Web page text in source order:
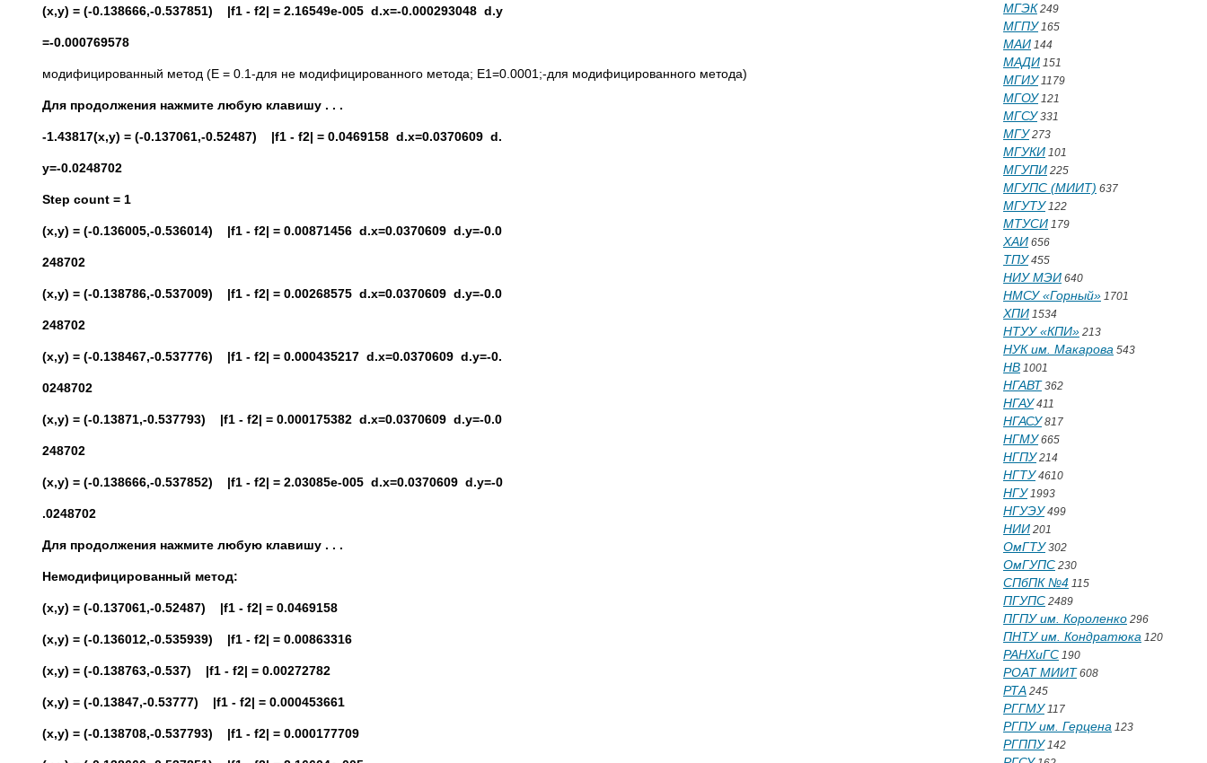
(x,y) = (-0.138666,-0.537851) |f1 - f2| = 2.16549e-005 d.x=-0.000293048 d.y
=-0.000769578
модифицированный метод (E = 0.1-для не модифицированного метода; E1=0.0001;-для модифицированного метода)
Для продолжения нажмите любую клавишу . . .
-1.43817(x,y) = (-0.137061,-0.52487) |f1 - f2| = 0.0469158 d.x=0.0370609 d.
y=-0.0248702
Step count = 1
(x,y) = (-0.136005,-0.536014) |f1 - f2| = 0.00871456 d.x=0.0370609 d.y=-0.0
248702
(x,y) = (-0.138786,-0.537009) |f1 - f2| = 0.00268575 d.x=0.0370609 d.y=-0.0
248702
(x,y) = (-0.138467,-0.537776) |f1 - f2| = 0.000435217 d.x=0.0370609 d.y=-0.
0248702
(x,y) = (-0.13871,-0.537793) |f1 - f2| = 0.000175382 d.x=0.0370609 d.y=-0.0
248702
(x,y) = (-0.138666,-0.537852) |f1 - f2| = 2.03085e-005 d.x=0.0370609 d.y=-0
.0248702
Для продолжения нажмите любую клавишу . . .
Немодифицированный метод:
(x,y) = (-0.137061,-0.52487) |f1 - f2| = 0.0469158
(x,y) = (-0.136012,-0.535939) |f1 - f2| = 0.00863316
(x,y) = (-0.138763,-0.537) |f1 - f2| = 0.00272782
(x,y) = (-0.13847,-0.53777) |f1 - f2| = 0.000453661
(x,y) = (-0.138708,-0.537793) |f1 - f2| = 0.000177709
МГЭК 249
МГПУ165
МАИ 144
МАДИ 151
МГИУ1179
МГОУ121
МГСУ331
МГУ273
МГУКИ 101
МГУПИ 225
МГУПС (МИИТ) 637
МГУТУ122
МТУСИ 179
ХАИ 656
ТПУ455
НИУ МЭИ 640
НМСУ «Горный» 1701
ХПИ 1534
НТУУ «КПИ» 213
НУК им. Макарова 543
НВ 1001
НГАВТ 362
НГАУ411
НГАСУ817
НГМУ665
НГПУ214
НГТУ4610
НГУ1993
НГУЭУ499
НИИ 201
ОмГТУ302
ОмГУПС 230
СПбПК №4 115
ПГУПС 2489
ПГПУ им. Короленко 296
ПНТУ им. Кондратюка 120
РАНХиГС 190
РОАТ МИИТ 608
РТА 245
РГГМУ117
РГПУ им. Герцена 123
РГППУ142